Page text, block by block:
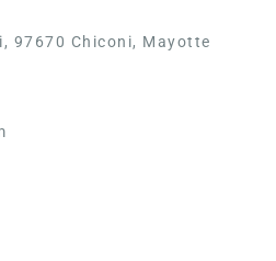
97670 Chiconi, Mayotte